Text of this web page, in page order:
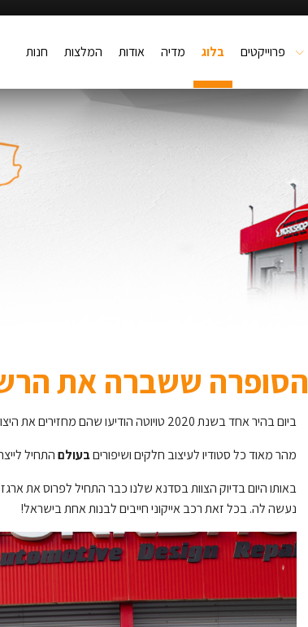
פרוייקטים בלוג מדיה אודות המלצות חנות
הסופרה ששברה את
ביום בהיר אחד בשנת 2020 טויוטה הודיעו שהם מחזירים את היצור של הטויוטה סופרה האגדית.
מהר מאוד כל סטודיו לעיצוב חלקים ושיפוריםבעולםהתחיל
באותו היום בדיוק הצוות בסדנא שלנו כבר התחיל לפרוס את
נעשה לה. בכל זאת רכב אייקוני חייבים לבנות אחת בישראל!